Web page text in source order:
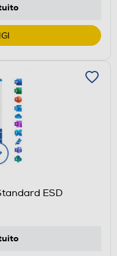
ESD